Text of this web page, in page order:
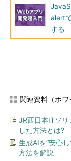
alert
する
関連資料（ホワ
JR西日本ITソリ
した方法とは?
生成AIを“安心
方法を解説